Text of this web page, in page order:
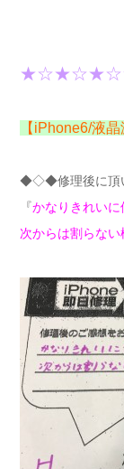
【iPhone6/液
◆◇◆修理後に頂
『かなりきれいに
次からは割らない